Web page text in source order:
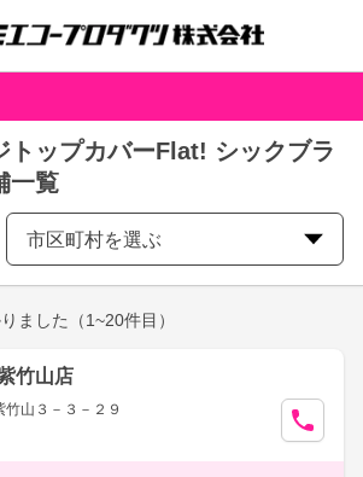
トップカバーFlat! シックブラ
一覧
市区町村を選ぶ
ました （1~20件目）
竹山店
山３－３－２９